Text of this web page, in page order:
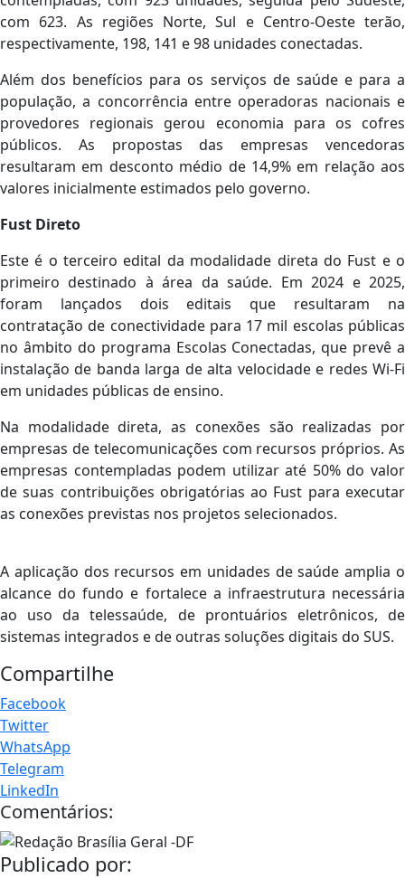
com 623. As regiões Norte, Sul e Centro-Oeste terão,
respectivamente, 198, 141 e 98 unidades conectadas.
Além dos benefícios para os serviços de saúde e para a
população, a concorrência entre operadoras nacionais e
provedores regionais gerou economia para os cofres
públicos. As propostas das empresas vencedoras
resultaram em desconto médio de 14,9% em relação aos
valores inicialmente estimados pelo governo.
Fust Direto
Este é o terceiro edital da modalidade direta do Fust e o
primeiro destinado à área da saúde. Em 2024 e 2025,
foram lançados dois editais que resultaram na
contratação de conectividade para 17 mil escolas públicas
no âmbito do programa Escolas Conectadas, que prevê a
instalação de banda larga de alta velocidade e redes Wi-Fi
em unidades públicas de ensino.
Na modalidade direta, as conexões são realizadas por
empresas de telecomunicações com recursos próprios. As
empresas contempladas podem utilizar até 50% do valor
de suas contribuições obrigatórias ao Fust para executar
as conexões previstas nos projetos selecionados.
A aplicação dos recursos em unidades de saúde amplia o
alcance do fundo e fortalece a infraestrutura necessária
ao uso da telessaúde, de prontuários eletrônicos, de
sistemas integrados e de outras soluções digitais do SUS.
Compartilhe
Facebook
Twitter
WhatsApp
Telegram
LinkedIn
Comentários:
Publicado por: